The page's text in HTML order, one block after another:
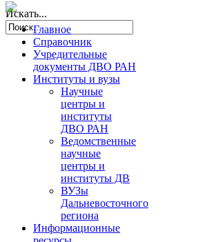
Искать...
Главное
Справочник
Учредительные
документы ДВО РАН
Институты и вузы
Научные
центры и
институты
ДВО РАН
Ведомственные
научные
центры и
институты ДВ
ВУЗы
Дальневосточного
региона
Информационные